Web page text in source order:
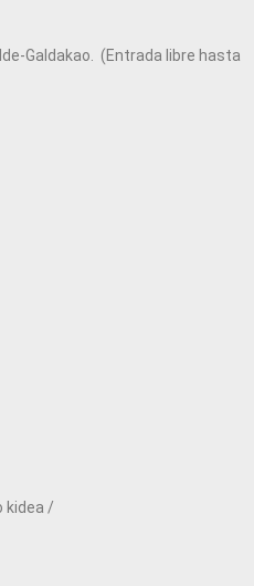
Galdakao. (Entrada libre hasta
kidea /